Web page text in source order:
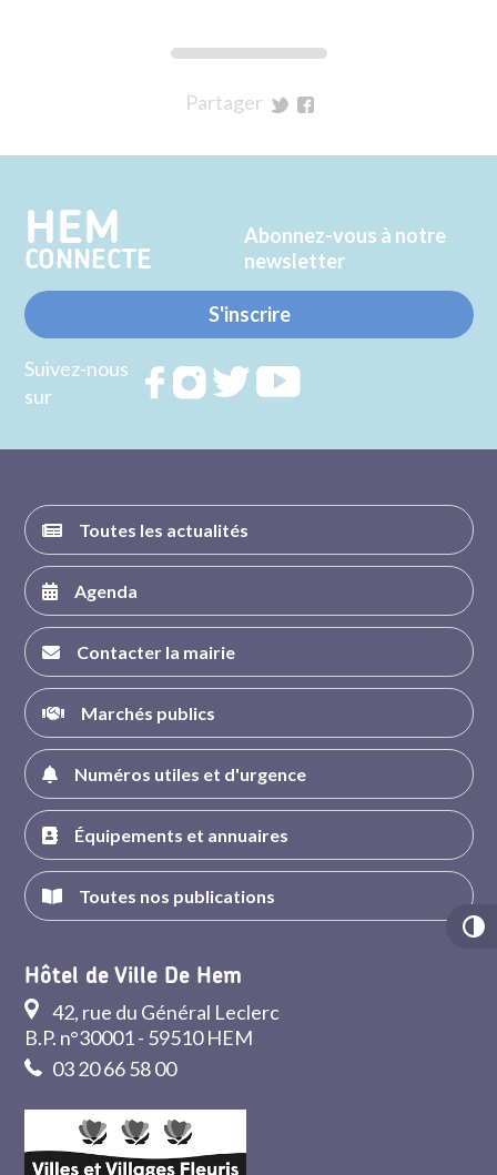
Partager
Twitter
Facebook
HEM
CONNECTE
Abonnez-vous à notre
newsletter
S'inscrire
Suivez-nous
sur
RejoignezRejoignezRejoignez
Toutes les actualités
Agenda
Contacter la mairie
Marchés publics
Numéros utiles et d'urgence
Équipements et annuaires
Toutes nos publications
Hôtel de Ville De Hem
42, rue du Général Leclerc
B.P. n°30001 - 59510 HEM
03 20 66 58 00